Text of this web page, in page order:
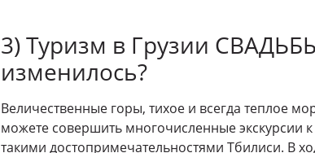
3) Туризм в Грузии
изменилось?
Величественные горы, тихое и всегда теплое
можете совершить многочисленные экскурсии
такими достопримечательностями Тбилиси. В